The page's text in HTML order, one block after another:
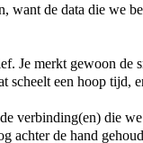
de data die we
Je merkt gewoon de
scheelt een hoop tijd,
verbinding(en) die
achter de hand